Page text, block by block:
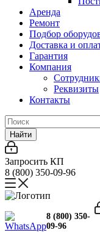
Аренда
Ремонт
Подбор
Доставка и
Гарантия
Компания
Реквизиты
Контакты
Найти
Запросить КП
8 (800) 350-09-96
8 (800) 350-
09-96